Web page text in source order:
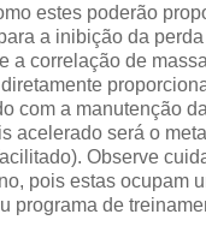
estes poderão
a inibição da
a correlação de
com a manutenção
acelerado será o
Observe
pois estas ocupam
programa de